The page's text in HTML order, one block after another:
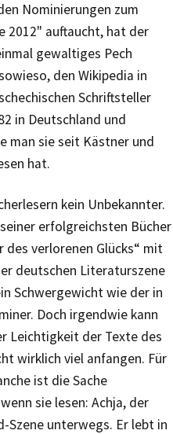
Nominierungen zum
2012" auftaucht, hat der
gewaltiges Pech
den Wikipedia in
Schriftsteller
in Deutschland und
man sie seit Kästner und
hat.
kein Unbekannter.
erfolgreichsten Bücher
des verlorenen Glücks“ mit
deutschen Literaturszene
Schwergewicht wie der in
Doch irgendwie kann
Leichtigkeit der Texte des
wirklich viel anfangen. Für
ist die Sache
sie lesen: Achja, der
Szene unterwegs. Er lebt in